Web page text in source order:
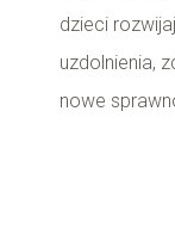
dzieci
uzdolnienia,
nowe